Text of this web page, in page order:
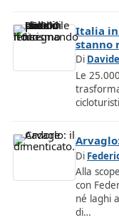
Italia in
stanno
Di
Le
Di
Alla
con
né laghi
di…